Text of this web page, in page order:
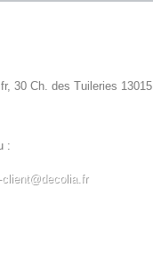
30 Ch. des Tuileries 13015
:
client@decolia.fr